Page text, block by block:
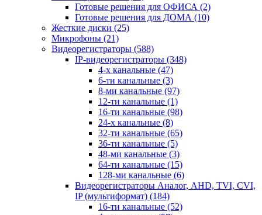
Готовые решения для ОФИСА (2)
Готовые решения для ДОМА (10)
Жесткие диски (25)
Микрофоны (21)
Видеорегистраторы (588)
IP-видеорегистраторы (348)
4-х канальные (47)
6-ти канальные (3)
8-ми канальные (97)
12-ти канальные (1)
16-ти канальные (98)
24-х канальные (8)
32-ти канальные (65)
36-ти канальные (5)
48-ми канальные (3)
64-ти канальные (15)
128-ми канальные (6)
Видеорегистраторы Аналог, AHD, TVI, CVI,
IP (мультиформат) (184)
16-ти канальные (52)